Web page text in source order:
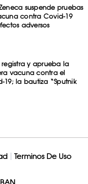
suspende pruebas
contra Covid-19
adversos
registra y aprueba la
vacuna contra el
19; la bautiza “Sputnik
Terminos De Uso